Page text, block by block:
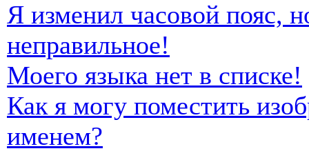
Я изменил часовой пояс,
неправильное!
Моего языка нет в списке!
Как я могу поместить
именем?